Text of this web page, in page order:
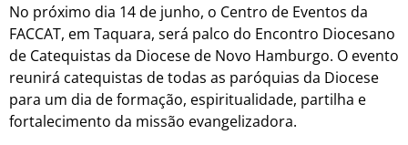
No próximo dia 14 de junho, o Centro de Eventos da
FACCAT, em Taquara, será palco do Encontro Diocesano
de Catequistas da Diocese de Novo Hamburgo. O evento
reunirá catequistas de todas as paróquias da Diocese
para um dia de formação, espiritualidade, partilha e
fortalecimento da missão evangelizadora.